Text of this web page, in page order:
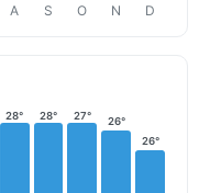
A S O N D
28° 28° 27° 26°
26°